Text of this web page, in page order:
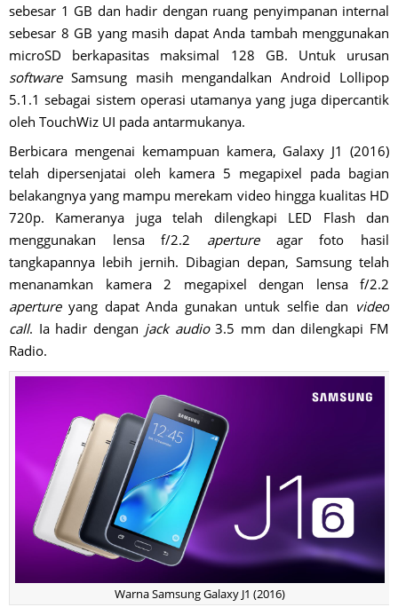
sebesar 1 GB dan hadir dengan ruang penyimpanan internal
sebesar 8 GB yang masih dapat Anda tambah menggunakan
microSD berkapasitas maksimal 128 GB. Untuk urusan
softwareSamsung masih mengandalkan Android Lollipop
5.1.1 sebagai sistem operasi utamanya yang juga dipercantik
oleh TouchWiz UI pada antarmukanya.
Berbicara mengenai kemampuan kamera, Galaxy J1 (2016)
telah dipersenjatai oleh kamera 5 megapixel pada bagian
belakangnya yang mampu merekam video hingga kualitas HD
720p. Kameranya juga telah dilengkapi LED Flash dan
menggunakan lensa f/2.2 apertureagar foto hasil
tangkapannya lebih jernih. Dibagian depan, Samsung telah
menanamkan kamera 2 megapixel dengan lensa f/2.2
apertureyang dapat Anda gunakan untuk selfie dan video
call. Ia hadir dengan jack audio3.5 mm dan dilengkapi FM
Radio.
Warna Samsung Galaxy J1 (2016)